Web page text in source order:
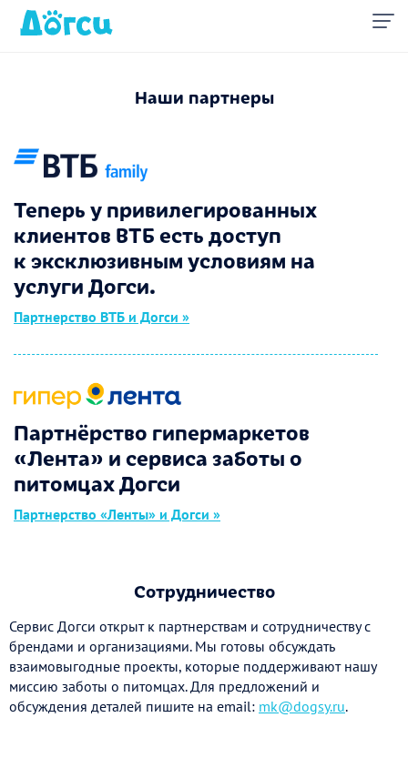
Наши партнеры
Теперь у привилегированных
клиентов ВТБ есть доступ
к эксклюзивным условиям на
услуги Догси.
Партнерство ВТБ и Догси »
Партнёрство гипермаркетов
«Лента» и сервиса заботы о
питомцах Догси
Партнерство «Ленты» и Догси »
Сотрудничество
Сервис Догси открыт к партнерствам и сотрудничеству с
брендами и организациями. Мы готовы обсуждать
взаимовыгодные проекты, которые поддерживают нашу
миссию заботы о питомцах. Для предложений и
обсуждения деталей пишите на email: mk@dogsy.ru.